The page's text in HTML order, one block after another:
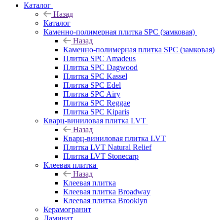
Каталог
Назад
Каталог
Каменно-полимерная плитка SPC (замковая)
Назад
Каменно-полимерная плитка SPC (замковая)
Плитка SPC Amadeus
Плитка SPC Dagwood
Плитка SPC Kassel
Плитка SPC Edel
Плитка SPC Airy
Плитка SPC Reggae
Плитка SPC Kiparis
Кварц-виниловая плитка LVT
Назад
Кварц-виниловая плитка LVT
Плитка LVT Natural Relief
Плитка LVT Stonecarp
Клеевая плитка
Назад
Клеевая плитка
Клеевая плитка Broadway
Клеевая плитка Brooklyn
Керамогранит
Ламинат